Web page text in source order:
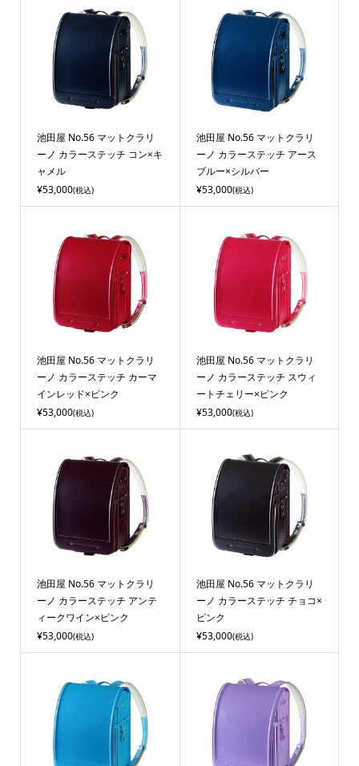
池田屋 No.56 マットクラリ
ーノ カラーステッチ コン×キ
ャメル
¥53,000(税込)
池田屋 No.56 マットクラリ
ーノ カラーステッチ アース
ブルー×シルバー
¥53,000(税込)
池田屋 No.56 マットクラリ
ーノ カラーステッチ カーマ
インレッド×ピンク
¥53,000(税込)
池田屋 No.56 マットクラリ
ーノ カラーステッチ スウィ
ートチェリー×ピンク
¥53,000(税込)
池田屋 No.56 マットクラリ
ーノ カラーステッチ アンテ
ィークワイン×ピンク
¥53,000(税込)
池田屋 No.56 マットクラリ
ーノ カラーステッチ チョコ×
ピンク
¥53,000(税込)